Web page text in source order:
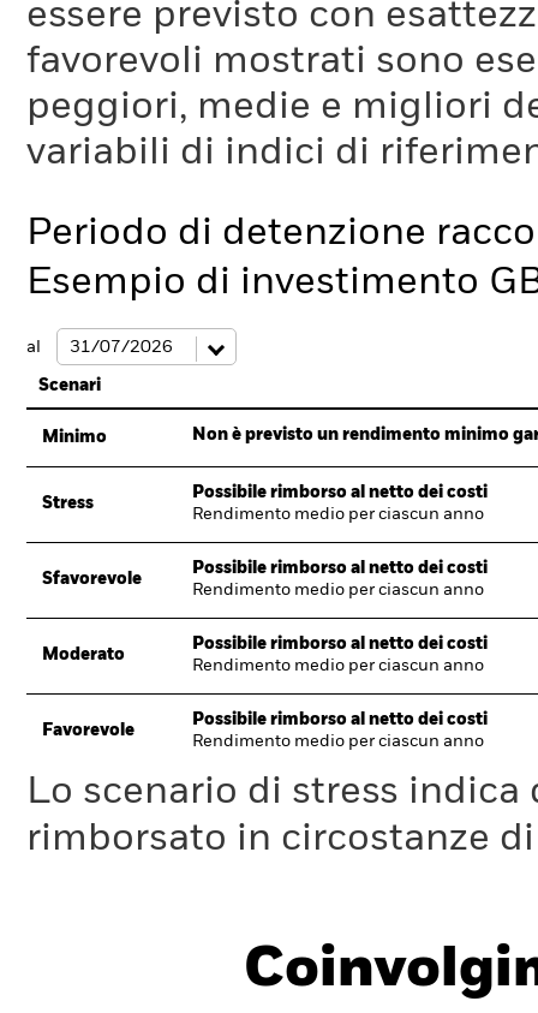
essere previsto con
favorevoli mostrati sono
peggiori, medie e migliori
variabili di indici di
Periodo di detenzione
Esempio di investimento
al
Scenari
Minimo Non è previsto un rendimento minimo
Stress
Possibile rimborso al netto dei costi
Rendimento medio per ciascun anno
Sfavorevole
Possibile rimborso al netto dei costi
Rendimento medio per ciascun anno
Moderato
Possibile rimborso al netto dei costi
Rendimento medio per ciascun anno
Favorevole
Possibile rimborso al netto dei costi
Rendimento medio per ciascun anno
Lo scenario di stress
rimborsato in circostanze